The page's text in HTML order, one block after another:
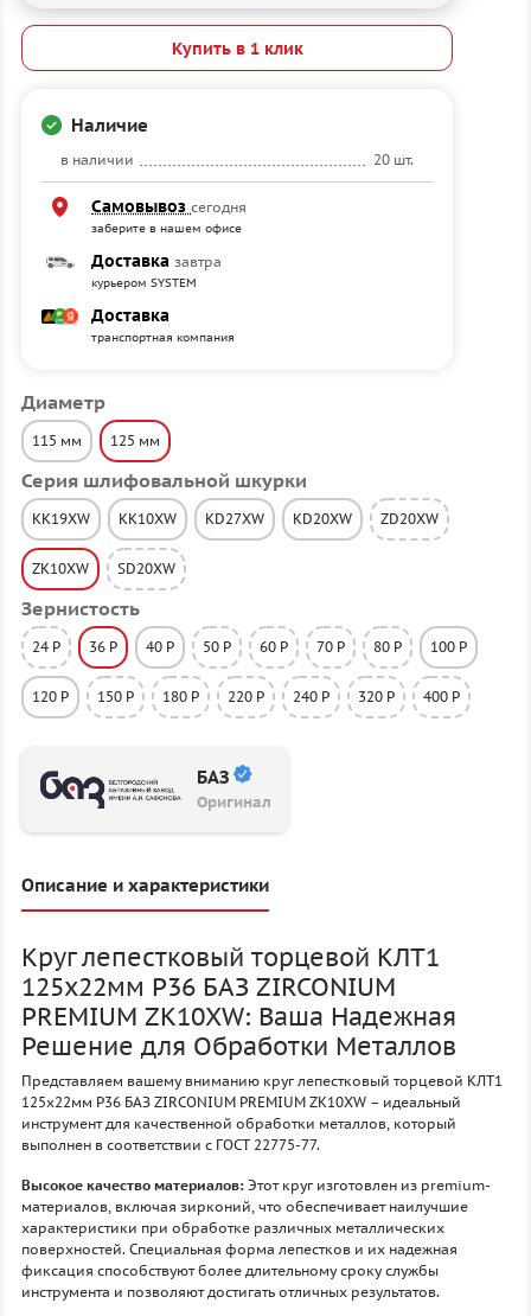
Диаметр
115 мм 125 мм
Серия шлифовальной шкурки
KK19XW KK10XW KD27XW KD20XW ZD20XW
ZK10XW SD20XW
Зернистость
24 P 36 P 40 P 50 P 60 P 70 P 80 P 100 P
120 P 150 P 180 P 220 P 240 P 320 P 400 P
БАЗ
Оригинал
Купить в 1 клик
Наличие
в наличии 20 шт.
Самовывоз сегодня
заберите в нашем офисе
Доставка завтра
курьером SYSTEM
Доставка
транспортная компания
Описание и характеристики
Круг лепестковый торцевой КЛТ1
125х22мм P36 БАЗ ZIRCONIUM
PREMIUM ZK10XW: Ваша Надежная
Решение для Обработки Металлов
Представляем вашему вниманию круг лепестковый торцевой КЛТ1
125х22мм P36 БАЗ ZIRCONIUM PREMIUM ZK10XW – идеальный
инструмент для качественной обработки металлов, который
выполнен в соответствии с ГОСТ 22775-77.
Высокое качество материалов: Этот круг изготовлен из premium-
материалов, включая зирконий, что обеспечивает наилучшие
характеристики при обработке различных металлических
поверхностей. Специальная форма лепестков и их надежная
фиксация способствуют более длительному сроку службы
инструмента и позволяют достигать отличных результатов.